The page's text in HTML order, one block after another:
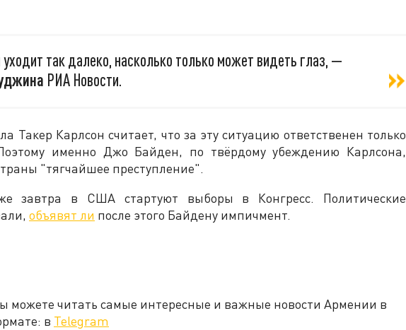
так далеко, насколько только может видеть глаз, —
РИА Новости.
Такер Карлсон считает, что за эту ситуацию ответственен только
именно Джо Байден, по твёрдому убеждению Карлсона,
"тягчайшее преступление".
завтра в США стартуют выборы в Конгресс. Политические
объявят ли после этого Байдену импичмент.
можете читать самые интересные и важные новости Армении в
в Telegram